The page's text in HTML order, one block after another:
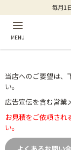
毎月1
MENU
当店へのご要望は、
い。
広告宣伝を含む営業
お見積をご依頼され
い。